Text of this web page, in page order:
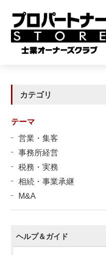
カテゴリ
テーマ
営業・集客
事務所経営
税務・実務
相続・事業承継
M&A
ヘルプ＆ガイド